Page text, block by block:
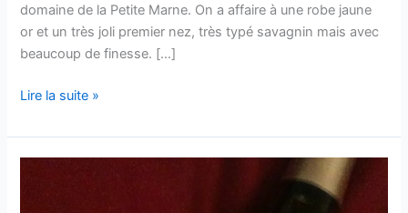
domaine de la Petite Marne. On a affaire à une robe jaune
or et un très joli premier nez, très typé savagnin mais avec
beaucoup de finesse. […]
Côtes
Jura
–
Lire la suite »